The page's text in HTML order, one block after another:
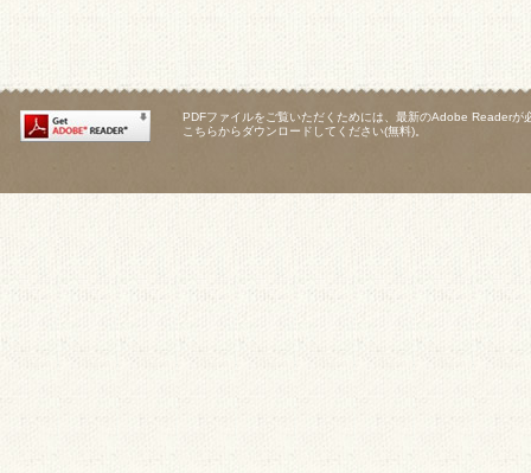
PDFファイルをご覧いただくためには、最新のAdobe Readerが
こちらからダウンロードしてください(無料)。